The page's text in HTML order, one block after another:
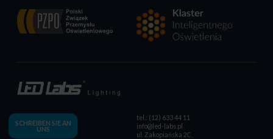
SCHREIBEN SIE AN
UNS
tel.: (12) 633 44 11
info@led-labs.pl
ul. Zakopiańska 2C,